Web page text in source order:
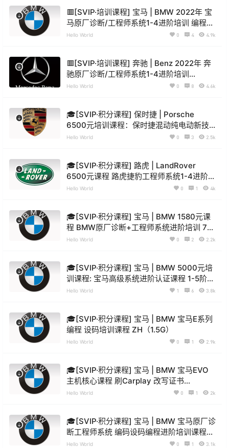
🟥[SVIP·培训课程] 宝马 | BMW 2022年 宝
马原厂诊断/工程师系统1-4进阶培训 编程设
码刷隐藏 屏蔽改装 77集（48.8G）
Hello World 0 4 4.9k
🟥[SVIP·培训课程] 奔驰 | Benz 2022年 奔
驰原厂诊断/工程师系统1-4进阶培训
Vediamo DTS 9.02改装（26G）
Hello World 0 8 4.6k
🎓[SVIP·积分课程] 保时捷 | Porsche
6500元培训课程：保时捷混动纯电动新技
术系统课程（13.5G）
Hello World 0 3 2.5k
🎓[SVIP·积分课程] 路虎 | LandRover
6500元课程 路虎捷豹工程师系统1-4进阶培
训（11.7G）
Hello World 0 1 4k
🎓[SVIP·积分课程] 宝马 | BMW 1580元课
程 BMW原厂诊断+工程师系统进阶培训 7天
特训 第2期（11.6G）
Hello World 0 2 2.2k
🎓[SVIP·积分课程] 宝马 | BMW 5000元培
训课程: 宝马高级系统进阶认证课程 1-5阶段
ZH（40G）
Hello World 1 6 3.8k
🎓[SVIP·积分课程] 宝马 | BMW 宝马E系列
编程 设码培训课程 ZH（1.5G）
Hello World 0 1 2.9k
🎓[SVIP·积分课程] 宝马 | BMW 宝马EVO
主机核心课程 刷Carplay 改写证书
ZH（2G）
Hello World 0 1 2k
🎓[SVIP·积分课程] 宝马 | BMW 宝马原厂诊
断工程师系统 编码设码编程进阶培训课程
第1阶段（2.8G）
Hello World 0 1 3.1k